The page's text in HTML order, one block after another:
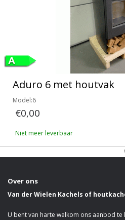
Aduro 6 met houtvak
Model:6
€0,00
Niet meer leverbaar
Over ons
Van der Wielen Kachels of
U bent van harte welkom ons aanbod